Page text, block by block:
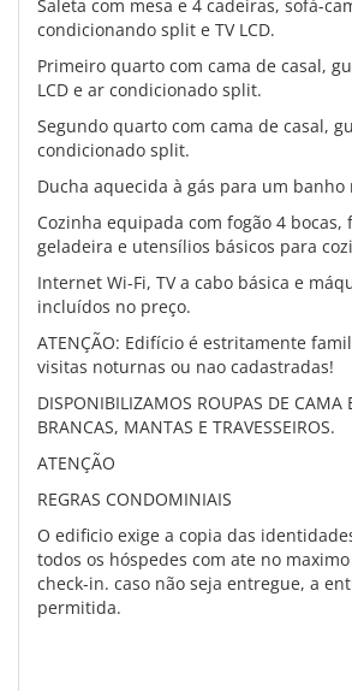
Saleta com mesa e 4 cadeiras, sofá-
condicionando split e TV LCD.
Primeiro quarto com cama de casal,
LCD e ar condicionado split.
Segundo quarto com cama de casal,
condicionado split.
Ducha aquecida à gás para um banho
Cozinha equipada com fogão 4
geladeira e utensílios básicos para
Internet Wi-Fi, TV a cabo básica e
incluídos no preço.
ATENÇÃO: Edifício é estritamente
visitas noturnas ou nao cadastradas!
DISPONIBILIZAMOS ROUPAS DE CAMA
BRANCAS, MANTAS E TRAVESSEIROS.
ATENÇÃO
REGRAS CONDOMINIAIS
O edificio exige a copia das
todos os hóspedes com ate no
check-in. caso não seja entregue, a
permitida.